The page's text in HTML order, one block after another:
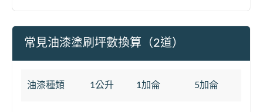
常見油漆塗刷坪數換算（2道）
油漆種類 1公升 1加侖 5加侖